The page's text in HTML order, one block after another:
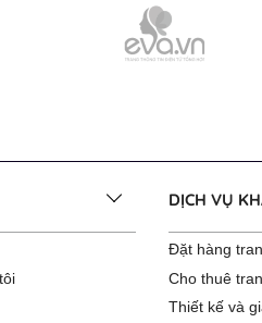
DỊCH VỤ
Đặt hàng
Cho thuê
Thiết kế và